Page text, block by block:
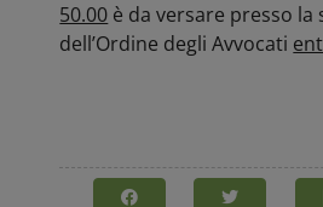
50.00 è da versare presso la
dell’Ordine degli Avvocati